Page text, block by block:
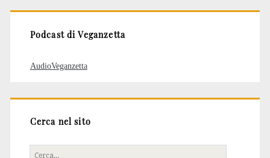
Podcast di Veganzetta
AudioVeganzetta
Cerca nel sito
Cerca